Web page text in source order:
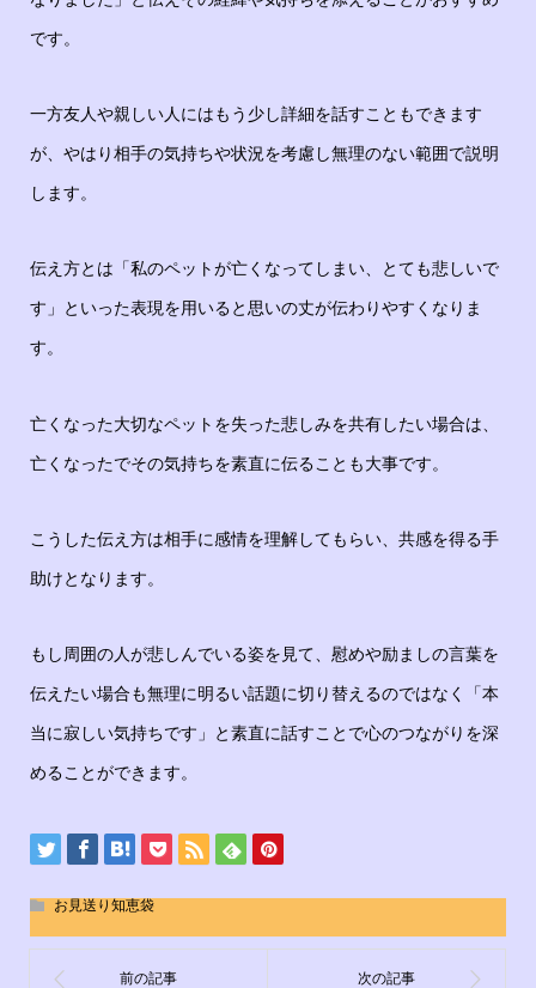
です。
一方友人や親しい人にはもう少し詳細を話すこともできます
が、やはり相手の気持ちや状況を考慮し無理のない範囲で説明
します。
伝え方とは「私のペットが亡くなってしまい、とても悲しいで
す」といった表現を用いると思いの丈が伝わりやすくなりま
す。
亡くなった大切なペットを失った悲しみを共有したい場合は、
亡くなったでその気持ちを素直に伝ることも大事です。
こうした伝え方は相手に感情を理解してもらい、共感を得る手
助けとなります。
もし周囲の人が悲しんでいる姿を見て、慰めや励ましの言葉を
伝えたい場合も無理に明るい話題に切り替えるのではなく「本
当に寂しい気持ちです」と素直に話すことで心のつながりを深
めることができます。
お見送り知恵袋